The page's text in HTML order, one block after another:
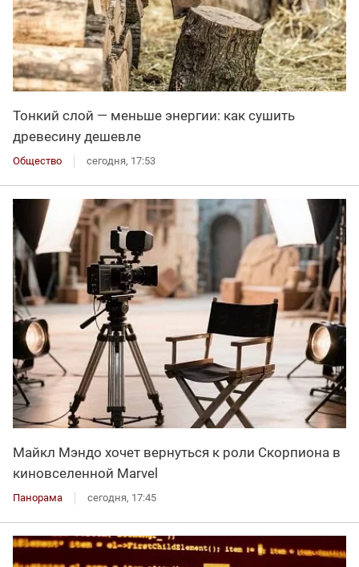
Тонкий слой — меньше энергии: как сушить
древесину дешевле
Общество сегодня, 17:53
Майкл Мэндо хочет вернуться к роли Скорпиона в
киновселенной Marvel
Панорама сегодня, 17:45